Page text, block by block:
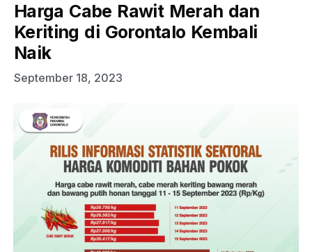
Harga Cabe Rawit Merah dan
Keriting di Gorontalo Kembali
Naik
September 18, 2023